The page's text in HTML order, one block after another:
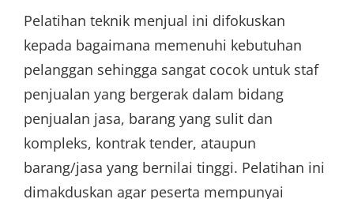
Pelatihan teknik menjual ini difokuskan
kepada bagaimana memenuhi kebutuhan
pelanggan sehingga sangat cocok untuk staf
penjualan yang bergerak dalam bidang
penjualan jasa, barang yang sulit dan
kompleks, kontrak tender, ataupun
barang/jasa yang bernilai tinggi. Pelatihan ini
dimakduskan agar peserta mempunyai